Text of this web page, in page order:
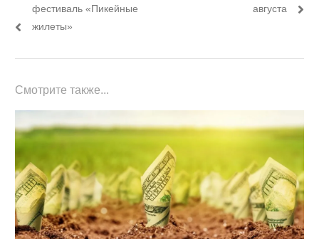
записям
фестиваль «Пикейные
жилеты»
августа
Смотрите также...